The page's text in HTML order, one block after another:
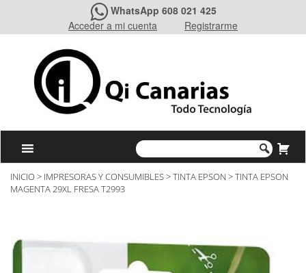
WhatsApp 608 021 425
Acceder a mi cuenta
Registrarme
INICIO > IMPRESORAS Y CONSUMIBLES>TINTA EPSON > TINTA EPSON
MAGENTA 29XL FRESA T2993